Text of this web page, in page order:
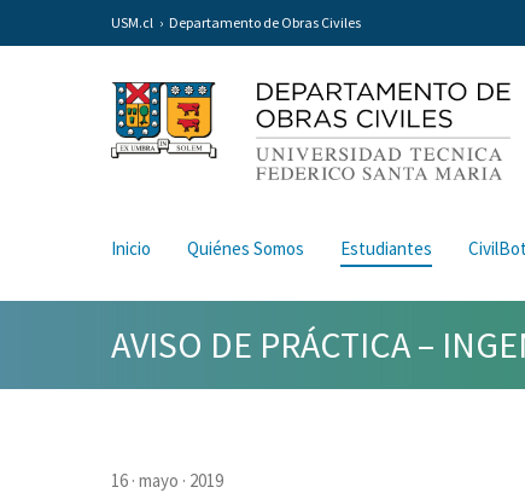
USM.cl Departamento de Obras Civiles
Inicio Quiénes Somos Estudiantes
AVISO DE PRÁCTICA –
16 · mayo · 2019